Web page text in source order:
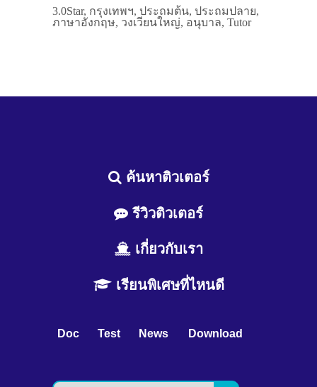
3.0Star, กรุงเทพฯ, ประถมต้น, ประถมปลาย,
ภาษาอังกฤษ, วงเวียนใหญ่, อนุบาล, Tutor
ค้นหาติวเตอร์
รีวิวติวเตอร์
เกี่ยวกับเรา
เรียนพิเศษที่ไหนดี
Doc Test News Download